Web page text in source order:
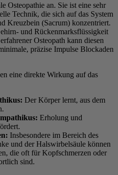
Osteopathie an. Sie ist eine sehr
Technik, die sich auf das System
Kreuzbein (Sacrum) konzentriert.
und Rückenmarksflüssigkeit
Osteopath kann diesen
präzise Impulse Blockaden
eine direkte Wirkung auf das
Der Körper lernt, aus dem
Erholung und
Insbesondere im Bereich des
und der Halswirbelsäule können
die oft für Kopfschmerzen oder
sind.